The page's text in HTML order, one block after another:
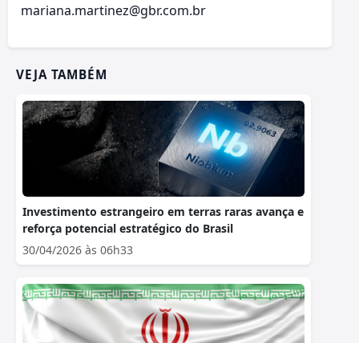
mariana.martinez@gbr.com.br
VEJA TAMBÉM
Investimento estrangeiro em terras raras avança e
reforça potencial estratégico do Brasil
30/04/2026 às 06h33